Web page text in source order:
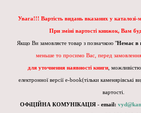
Увага!!! Вартість видань вказаних у каталозі-
При зміні вартості книжок, Вам
Якщо Ви замовляєте товар з позначкою "Немає в
меньше то просимо Вас, перед
для уточнення наявності книги ,
електронної версії e-book(тільки каменярівські
вартості.
ОФіЦІЙНА КОМУНІКАЦІЯ - email: